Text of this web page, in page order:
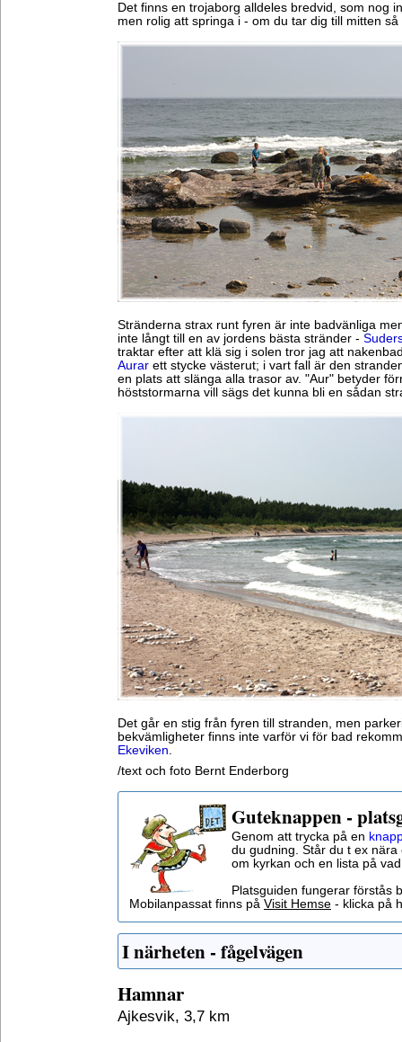
Det finns en trojaborg alldeles bredvid, som nog
men rolig att springa i - om du tar dig till mitten
Stränderna strax runt fyren är inte badvänliga
inte långt till en av jordens bästa stränder -
traktar efter att klä sig i solen tror jag att
Aurar ett stycke västerut; i vart fall är den
en plats att slänga alla trasor av. "Aur" betyder
höststormarna vill sägs det kunna bli en sådan
Det går en stig från fyren till stranden, men
bekvämligheter finns inte varför vi för bad
Ekeviken.
/text och foto Bernt Enderborg
Guteknappen -
Genom att trycka på en
du gudning. Står du t ex
om kyrkan och en lista på
Platsguiden fungerar förstås
Mobilanpassat finns på Visit Hemse - klicka på
I närheten - fågelvägen
Hamnar
Ajkesvik, 3,7 km